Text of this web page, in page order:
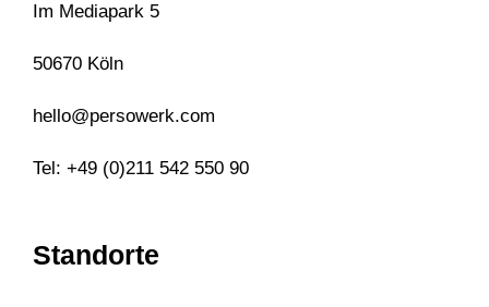
Im Mediapark 5
50670 Köln
hello@persowerk.com
Tel: +49 (0)211 542 550 90
Standorte